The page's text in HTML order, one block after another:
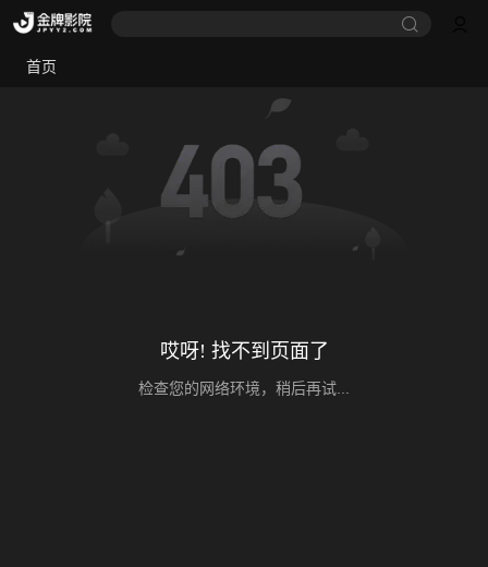
首页
哎呀! 找不到页面了
检查您的网络环境，稍后再试...